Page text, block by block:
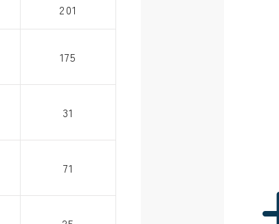
201
175
31
71